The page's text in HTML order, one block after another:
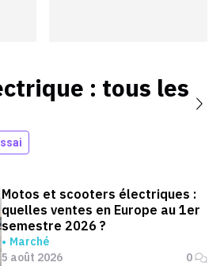
: tous les
Motos et scooters électriques :
quelles ventes en Europe au 1er
semestre 2026 ?
Marché
5 août 2026
0